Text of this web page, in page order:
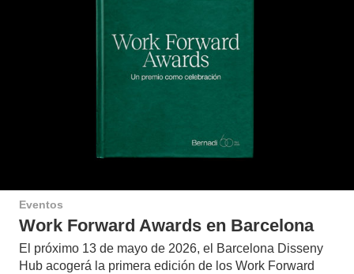
Eventos
Work Forward Awards en Barcelona
El próximo 13 de mayo de 2026, el Barcelona Disseny
Hub acogerá la primera edición de los Work Forward